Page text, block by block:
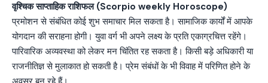
वृश्चिक साप्ताहिक राशिफल (Scorpio weekly Horoscope)
प्रमोशन से संबंधित कोई शुभ समाचार मिल सकता है। सामाजिक कार्यों में आपके
योगदान की सराहना होगी। युवा वर्ग भी अपने लक्ष्य के प्रति एकाग्रचित्त रहेंगे।
पारिवारिक अव्यवस्था को लेकर मन चिंतित रह सकता है। किसी बड़े अधिकारी या
राजनीतिज्ञ से मुलाकात हो सकती है। प्रेम संबंधों के भी विवाह में परिणित होने के